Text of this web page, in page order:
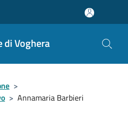
di Voghera
>
> Annamaria Barbieri